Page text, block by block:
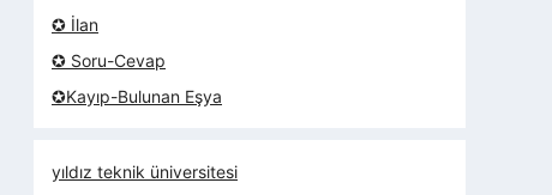
✪ İlan
✪ Soru-Cevap
✪Kayıp-Bulunan Eşya
yıldız teknik üniversitesi